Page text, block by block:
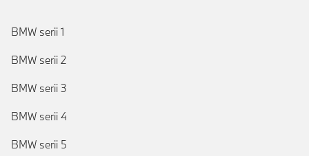
BMW serii 1
BMW serii 2
BMW serii 3
BMW serii 4
BMW serii 5